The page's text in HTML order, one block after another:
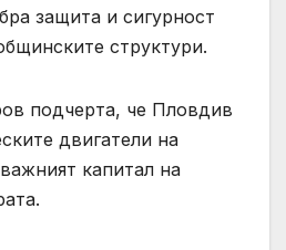
защита и сигурност
структури.
подчерта, че Пловдив
двигатели на
капитал на